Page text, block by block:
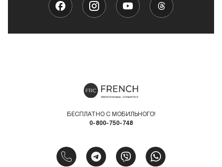
БЕСПЛАТНО С МОБИЛЬНОГО!
0-800-750-748